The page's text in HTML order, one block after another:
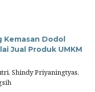
Kemasan Dodol
Jual Produk UMKM
Shindy Priyaningtyas,